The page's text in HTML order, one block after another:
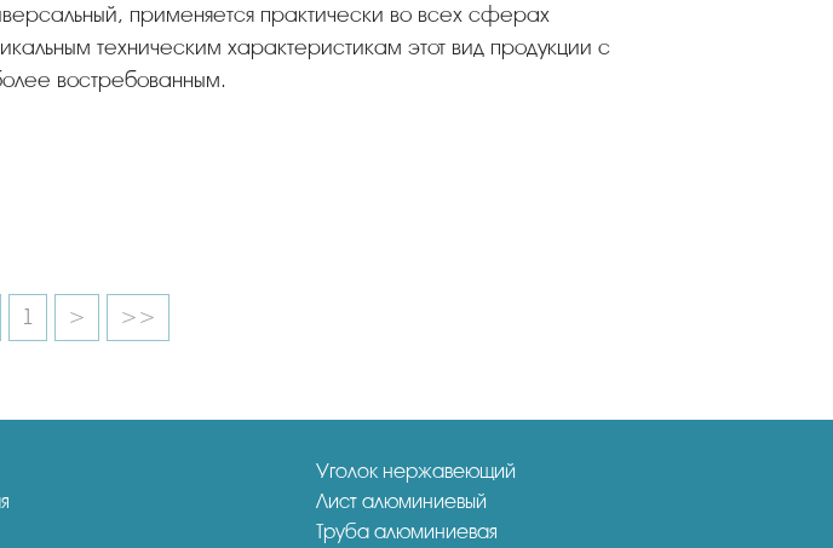
применяется практически во всех сферах
техническим характеристикам этот вид продукции с
востребованным.
1 > >>
Уголок нержавеющий
Лист алюминиевый
Труба алюминиевая